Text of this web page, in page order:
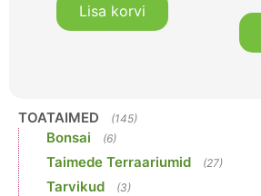
Lisa korvi
TOATAIMED (145)
Bonsai (6)
Taimede Terraariumid (27)
Tarvikud (3)